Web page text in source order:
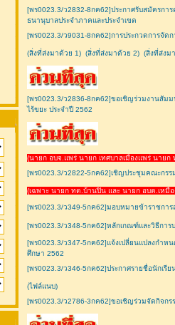
[พร0023.3/ว2832-8กค62]ประกาศรับสมัครกา
ธนานุบาลประจำภาคและประจำเขต
[พร0023.3/ว9031-8กค62]การประกวดการจั
(สิ่งที่ส่งมาด้วย 1) (สิ่งที่ส่งมาด้วย 2) (สิ่งที่ส่งม
[พร0023.3/ว2836-8กค62]ขอเชิญร่วมงานสัมม
ไร้ขยะ ประจำปี 2562
(นายก อบจ.แพร่ นายก เทศบาลเมืองแพร่ นาย
[พร0023.3/ว2822-5กค62]เชิญประชุมคณะกร
(เฉพาะ นายก ทต.บ้านปิน และ นายก อบต.เหมื
[พร0023.3/ว349-5กค62]มอบหมายข้าราชการ
[พร0023.3/ว348-5กค62]หลักเกณฑ์และวิธีการ
[พร0023.3/ว347-5กค62]แจ้งเปลี่ยนแปลงกำหน
ศึกษา 2562
[พร0023.3/ว346-5กค62]ประกาศรายชื่อนักเรีย
(ไฟล์แนบ)
[พร0023.3/ว2786-3กค62]ขอเชิญร่วมจัดกิจก